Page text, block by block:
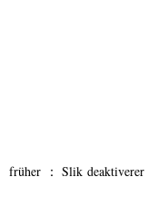
früher ： Slik